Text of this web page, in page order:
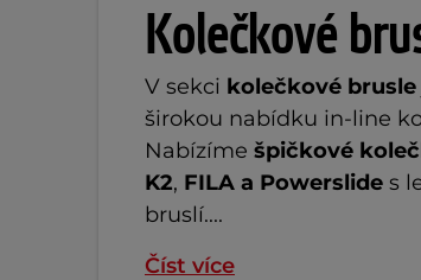
Kolečkové
V sekci kolečkové brusle
širokou nabídku in-line
Nabízíme špičkové
K2, FILA a Powerslide s
bruslí....
Číst více